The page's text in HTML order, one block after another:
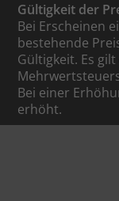
Gültigkeit der
Bei Erscheinen
bestehende
Gültigkeit. Es
Bei einer
erhöht.